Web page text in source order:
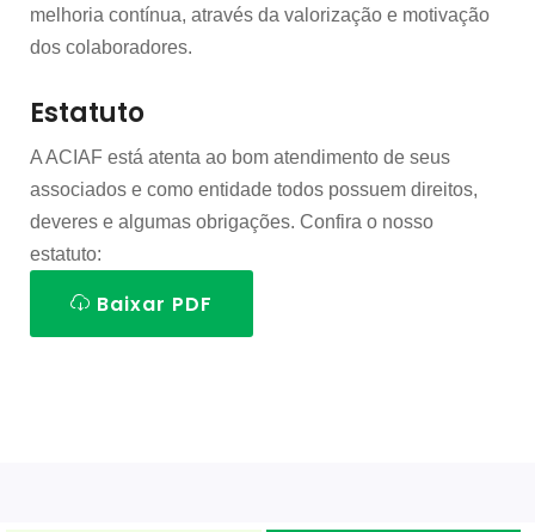
melhoria contínua, através da valorização e motivação
dos colaboradores.
Estatuto
A ACIAF está atenta ao bom atendimento de seus
associados e como entidade todos possuem direitos,
deveres e algumas obrigações. Confira o nosso
estatuto:
Baixar PDF